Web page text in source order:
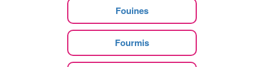
Fouines
Fourmis